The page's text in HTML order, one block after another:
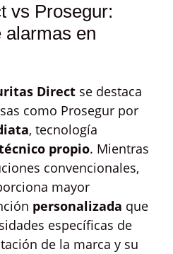
vs Prosegur:
alarmas en
Direct se destaca
como Prosegur por
, tecnología
propio. Mientras
convencionales,
mayor
personalizada que
específicas de
de la marca y su